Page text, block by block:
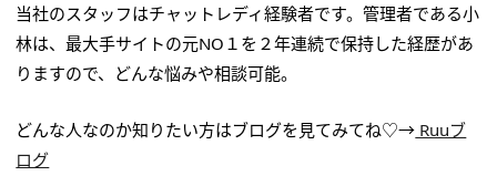
当社のスタッフはチャットレディ経験者です。管理者である小
林は、最大手サイトの元NO１を２年連続で保持した経歴があ
りますので、どんな悩みや相談可能。
どんな人なのか知りたい方はブログを見てみてね♡→ Ruuブ
ログ